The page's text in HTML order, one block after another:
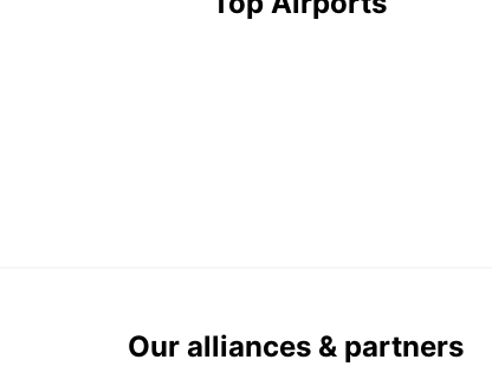
Our alliances & partners